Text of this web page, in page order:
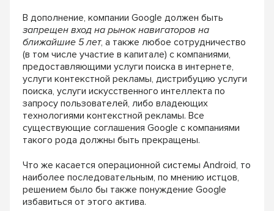
В дополнение, компании Google должен быть
запрещен вход на рынок навигаторов на
ближайшие 5 лет, а также любое сотрудничество
(в том числе участие в капитале) с компаниями,
предоставляющими услуги поиска в интернете,
услуги контекстной рекламы, дистрибуцию услуги
поиска, услуги искусственного интеллекта по
запросу пользователей, либо владеющих
технологиями контекстной рекламы. Все
существующие соглашения Google с компаниями
такого рода должны быть прекращены.
Что же касается операционной системы Android, то
наиболее последовательным, по мнению истцов,
решением было бы также понуждение Google
избавиться от этого актива.